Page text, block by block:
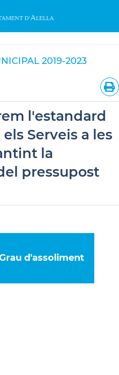
2019-2023
l'estandard
Serveis a les
la
pressupost
d'assoliment